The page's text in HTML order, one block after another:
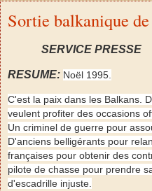
Sortie balkanique
SERVICE PRESSE
RESUME: Noël 1995.
C'est la paix dans les Balkans.
veulent profiter des occasions
Un criminel de guerre pour
D'anciens belligérants pour
françaises pour obtenir des
pilote de chasse pour prendre
d'escadrille injuste.